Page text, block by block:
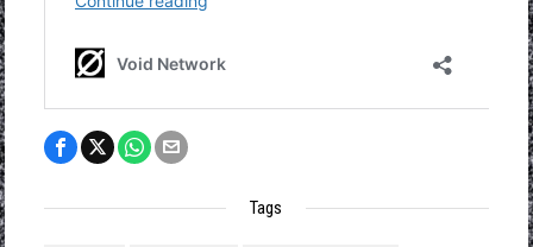
Tags